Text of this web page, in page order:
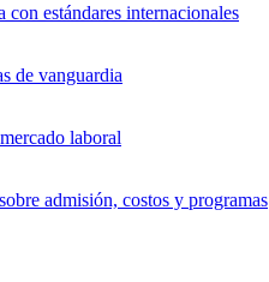
estándares internacionales
de vanguardia
laboral
admisión, costos y programas